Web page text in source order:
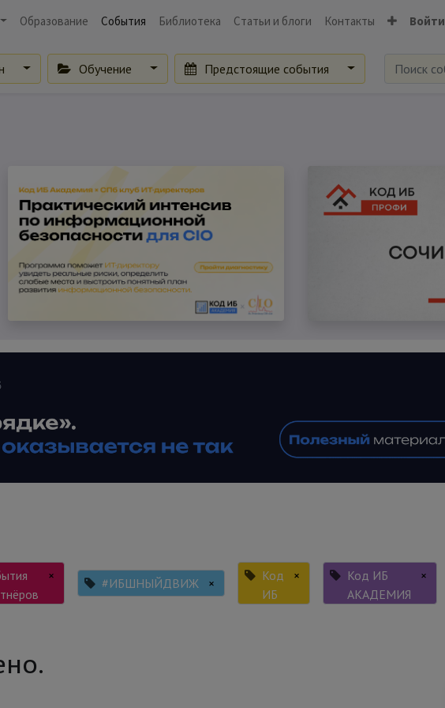
Образование События Библиотека Статьи и блоги Контакты Войти
Обучение Предстоящие события
× #ИБШНЫЙДВИЖ ×
Код
ИБ
×
Код ИБ
АКАДЕМИЯ
×